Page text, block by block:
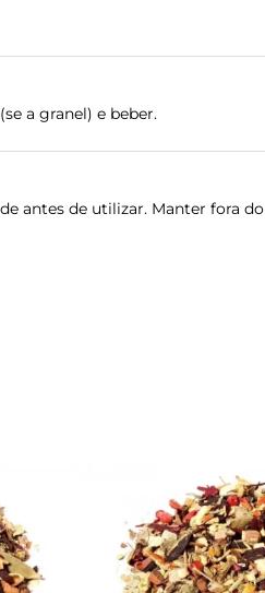
a granel) e beber.
antes de utilizar. Manter fora do